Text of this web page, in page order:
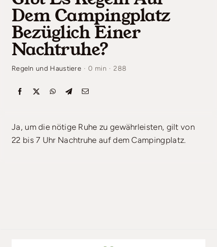
Umgebung
Aktuelles
Suchen & Buchen
Dem Campingplatz
Bezüglich Einer
Nachtruhe?
Regeln und Haustiere · 0 min · 288
Ja, um die nötige Ruhe zu gewährleisten, gilt von
22 bis 7 Uhr Nachtruhe auf dem Campingplatz.